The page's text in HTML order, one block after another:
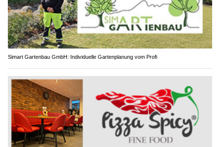
Simart Gartenbau GmbH: Individuelle Gartenplanung vom Profi